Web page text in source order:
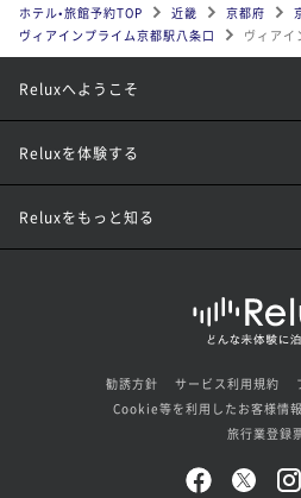
ホテル•旅館予約TOP 近畿 京都府
ヴィアインプライム京都駅八条口
ヴィアイ
Reluxへようこそ
Reluxを体験する
Reluxをもっと知る
勧誘方針 サービス利用規約
Cookie等を利用したお客様情
旅行業登録